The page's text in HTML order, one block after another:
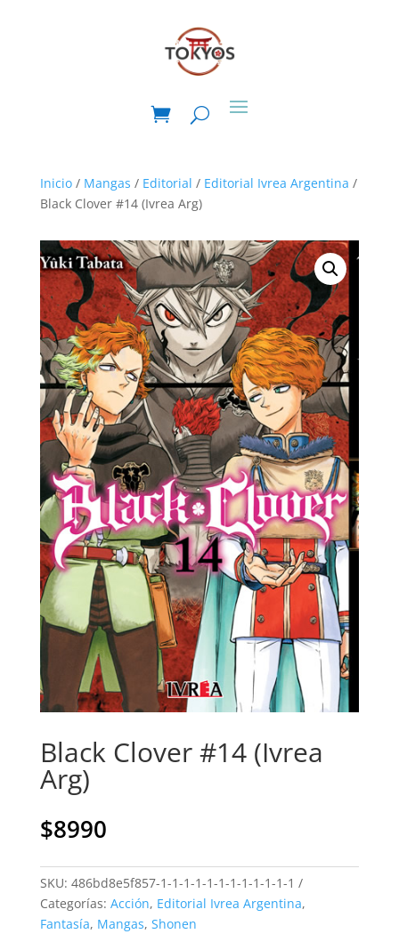
Inicio/ Mangas / Editorial / Editorial Ivrea Argentina /
Black Clover #14 (Ivrea Arg)
Black Clover #14 (Ivrea
Arg)
$8990
SKU: 486bd8e5f857-1-1-1-1-1-1-1-1-1-1-1-1
Categorías: Acción, Editorial Ivrea Argentina,
Fantasía, Mangas, Shonen